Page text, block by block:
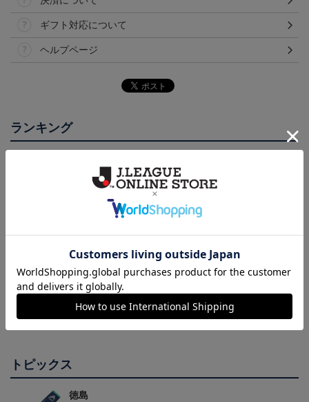
ギフト対応について
ヘルプページ
ランキング
徳島ヴォルティス ニョ
ロボン タオルマフラー
NEW
徳島ヴォルティス ピカ
チュウ タオルマフラー
2,500円
2026/27オーセンティッ
クユニフォーム(FP1st/半
袖)
22,000円～26,730円
トピックス
徳島